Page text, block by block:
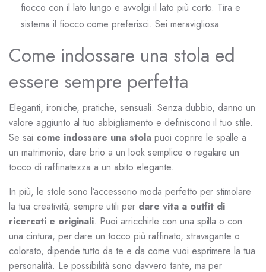
fiocco con il lato lungo e avvolgi il lato più corto. Tira e
sistema il fiocco come preferisci. Sei meravigliosa.
Come indossare una stola ed
essere sempre perfetta
Eleganti, ironiche, pratiche, sensuali. Senza dubbio, danno un
valore aggiunto al tuo abbigliamento e definiscono il tuo stile.
Se sai come indossare una stola puoi coprire le spalle a
un matrimonio, dare brio a un look semplice o regalare un
tocco di raffinatezza a un abito elegante.
In più, le stole sono l’accessorio moda perfetto per stimolare
la tua creatività, sempre utili per dare vita a outfit di
ricercati e originali. Puoi arricchirle con una spilla o con
una cintura, per dare un tocco più raffinato, stravagante o
colorato, dipende tutto da te e da come vuoi esprimere la tua
personalità. Le possibilità sono davvero tante, ma per